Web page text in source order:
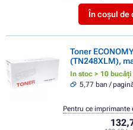
În coșul de
Toner
(TN248XLM),
In stoc > 10 bucăți
5,77 ban /
Pentru ce